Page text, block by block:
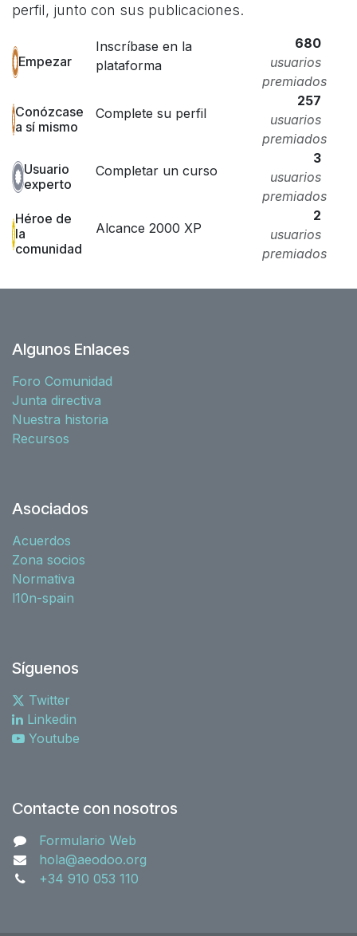
perfil, junto con sus publicaciones.
Empezar
Inscríbase en la
plataforma
680
usuarios
premiados
Conózcase
a sí mismo
Complete su perfil
257
usuarios
premiados
Usuario
experto
Completar un curso
3
usuarios
premiados
Héroe de
la
comunidad
Alcance 2000 XP
2
usuarios
premiados
Algunos Enlaces
Foro Comunidad
Junta directiva
Nuestra historia
Recursos
Asociados
Acuerdos
Zona socios
Normativa
l10n-spain
Síguenos
Twitter
Linkedin
Youtube
Contacte con nosotros
Formulario Web
hola@aeodoo.org
+34 910 053 110